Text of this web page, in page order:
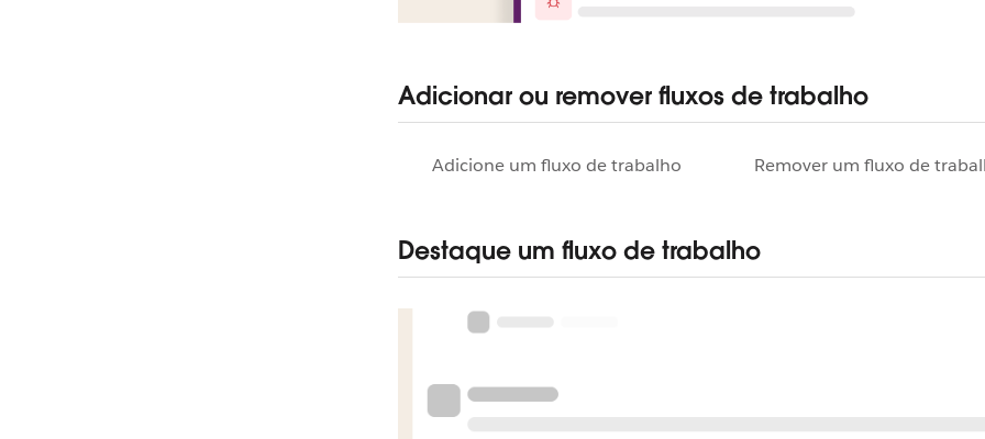
Adicionar ou remover fluxos de trabalho
Adicione um fluxo de trabalho Remover um fluxo de
Destaque um fluxo de trabalho